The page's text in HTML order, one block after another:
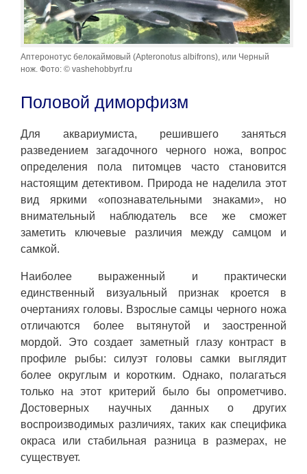
Аптеронотус белокаймовый (Apteronotus albifrons), или Черный
нож. Фото: © vashehobbyrf.ru
Половой диморфизм
Для аквариумиста, решившего заняться
разведением загадочного черного ножа, вопрос
определения пола питомцев часто становится
настоящим детективом. Природа не наделила этот
вид яркими «опознавательными знаками», но
внимательный наблюдатель все же сможет
заметить ключевые различия между самцом и
самкой.
Наиболее выраженный и практически
единственный визуальный признак кроется в
очертаниях головы. Взрослые самцы черного ножа
отличаются более вытянутой и заостренной
мордой. Это создает заметный глазу контраст в
профиле рыбы: силуэт головы самки выглядит
более округлым и коротким. Однако, полагаться
только на этот критерий было бы опрометчиво.
Достоверных научных данных о других
воспроизводимых различиях, таких как специфика
окраса или стабильная разница в размерах, не
существует.